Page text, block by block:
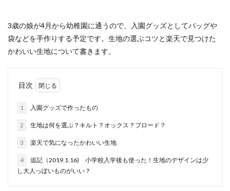
3歳の娘が4月から幼稚園に通うので、入園グッズとしてバッグや
袋などを手作りする予定です。生地の選ぶコツと楽天で見つけた
かわいい生地について書きます。
目次
1 入園グッズで作ったもの
2 生地は何を選ぶ？キルト？オックス？ブロード？
3 楽天で気になったかわいい生地
4
追記（2019.1.16) 小学校入学後も使った！生地のデザインは少
し大人っぽいものがいい？